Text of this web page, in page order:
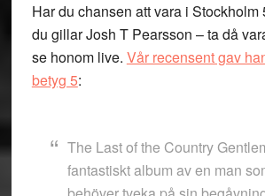
Har du chansen att vara i Stockholm
du gillar Josh T Pearsson – ta då
se honom live. Vår recensent gav
betyg 5:
The Last of the Country
fantastiskt album av en man